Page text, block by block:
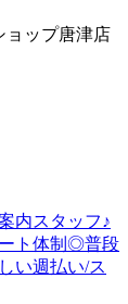
ョップ唐津店
内スタッフ♪
ト体制◎普段
い週払い/ス